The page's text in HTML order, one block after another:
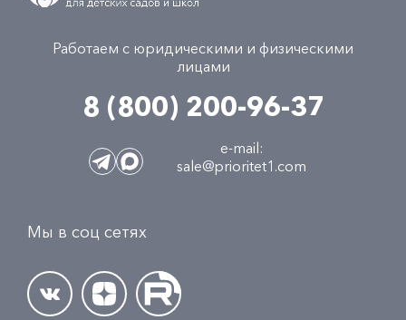
Работаем с юридическими и физическими
лицами
8 (800) 200-96-37
e-mail:
sale@prioritet1.com
Мы в соц сетях